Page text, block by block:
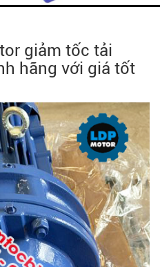
giảm tốc tải
hãng với giá tốt